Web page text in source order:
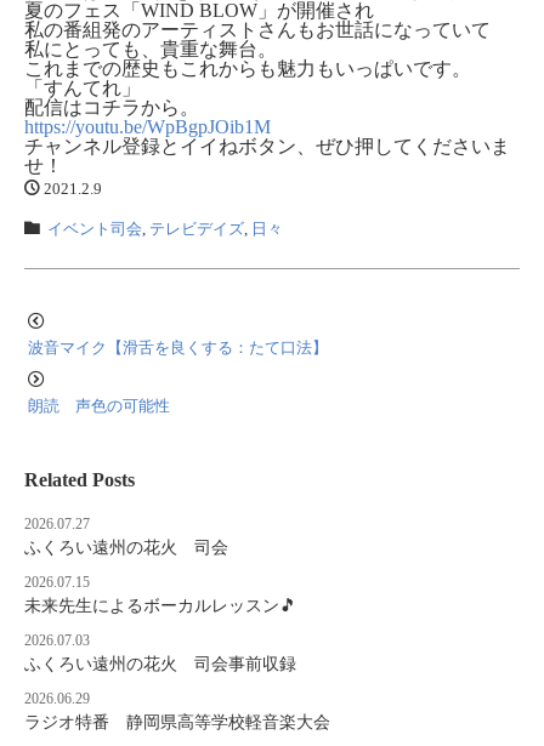
夏のフェス「WIND BLOW」が開催され
私の番組発のアーティストさんもお世話になっていて
私にとっても、貴重な舞台。
これまでの歴史もこれからも魅力もいっぱいです。
「すんてれ」
配信はコチラから。
https://youtu.be/WpBgpJOib1M
チャンネル登録とイイねボタン、ぜひ押してくださいま
せ！
2021.2.9
イベント司会, テレビデイズ, 日々
波音マイク【滑舌を良くする：たて口法】
朗読 声色の可能性
Related Posts
2026.07.27
ふくろい遠州の花火 司会
2026.07.15
未来先生によるボーカルレッスン🎵
2026.07.03
ふくろい遠州の花火 司会事前収録
2026.06.29
ラジオ特番 静岡県高等学校軽音楽大会